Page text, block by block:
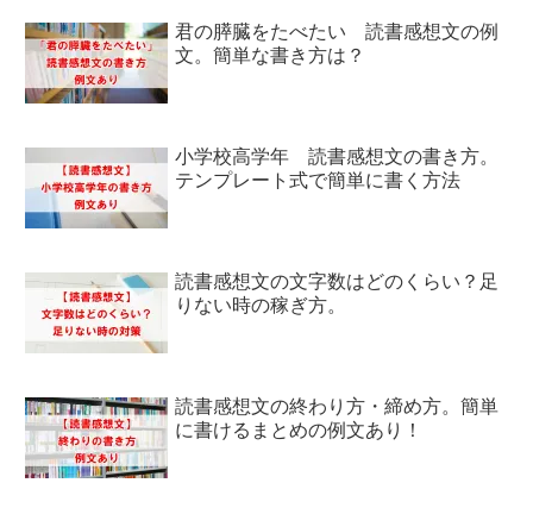
君の膵臓をたべたい 読書感想文の例
文。簡単な書き方は？
小学校高学年 読書感想文の書き方。
テンプレート式で簡単に書く方法
読書感想文の文字数はどのくらい？足
りない時の稼ぎ方。
読書感想文の終わり方・締め方。簡単
に書けるまとめの例文あり！